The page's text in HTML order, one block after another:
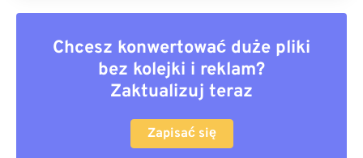
Chcesz konwertować duże pliki
bez kolejki i reklam?
Zaktualizuj teraz
Zapisać się